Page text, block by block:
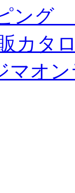
ング
カタ
マオ